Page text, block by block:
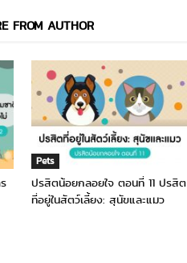
FROM AUTHOR
Pets
ปรสิตน้อยกลอยใจ ตอนที่ 11 ปรสิต
ที่อยู่ในสัตว์เลี้ยง: สุนัขและแมว